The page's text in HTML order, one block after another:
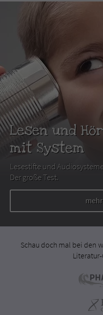
Lesen und
mit System
Lesestifte und
Der große Test.
Schau doch mal bei den